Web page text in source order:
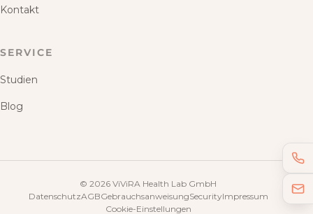
Kontakt
SERVICE
Studien
Blog
© 2026 ViViRA Health Lab GmbH
DatenschutzAGBGebrauchsanweisungSecurityImpressum
Cookie-Einstellungen